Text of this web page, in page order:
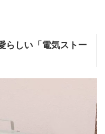
らしい「電気ストー